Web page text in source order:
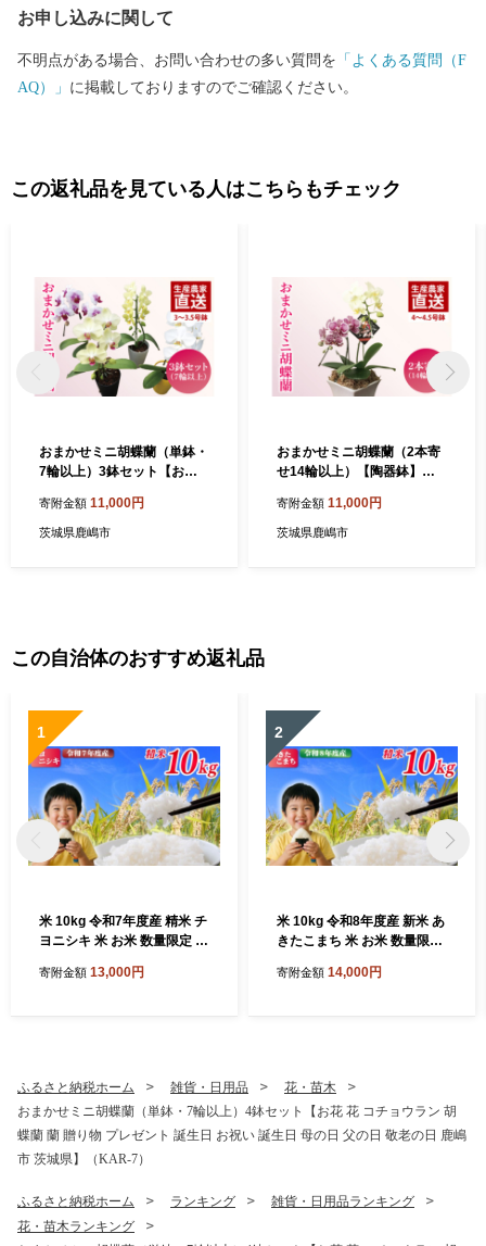
※営業時間外のお問い合わせは、翌営業日以降にご連絡いたしま
お申し込みに関して
不明点がある場合、お問い合わせの多い質問を 「よくある質問（F
AQ）」 に掲載しておりますのでご確認ください。
この返礼品を見ている人はこちらもチェック
おまかせミニ胡蝶蘭（単鉢・
7輪以上）3鉢セット【お花
り物 プレゼント 誕生日 お祝
い 誕生日 母の日 父の日 敬老
寄附金額 11,000円
茨城県鹿嶋市
おまかせミニ胡蝶蘭（2本寄
せ14輪以上）【陶器鉢】
蘭 蘭 贈り物 プレゼント 誕生
日 お祝い 誕生日 母の日 父の
寄附金額 11,000円
茨城県鹿嶋市
この自治体のおすすめ返礼品
1
米 10kg 令和7年度産 精米 チ
ヨニシキ 米 お米 数量限定 単
白米 弁当 こめ おこめ kome
寄附金額 13,000円
2
米 10kg 令和8年度産 新米 あ
きたこまち 米 お米 数量限定
0kg 米10kg 白米 弁当 こめ
嶋市
寄附金額 14,000円
ふるさと納税ホーム 雑貨・日用品
花・苗木
おまかせミニ胡蝶蘭（単鉢・7輪以上）4鉢セット【お花 花 コチョウラン 胡
蝶蘭 蘭 贈り物 プレゼント 誕生日 お祝い 誕生日 母の日 父の日 敬老の日 鹿嶋
市 茨城県】（KAR-7）
ふるさと納税ホーム ランキング
雑貨・日用品ランキング
花・苗木ランキング